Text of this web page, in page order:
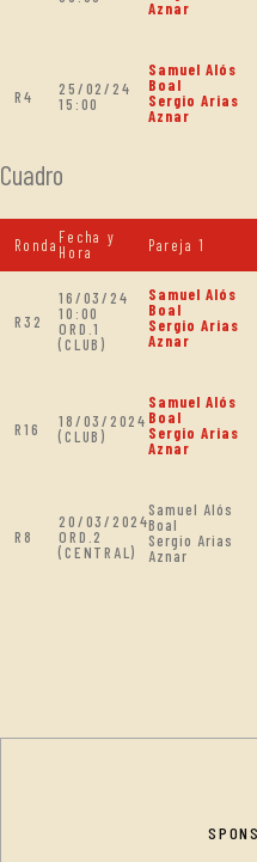
Aznar
R4
25/02/24
15:00
Samuel Alós
Boal
Sergio Arias
Aznar
Cuadro
Ronda Fecha y
Hora
Pareja 1
R32
16/03/24
10:00
ORD.1
(CLUB)
Samuel Alós
Boal
Sergio Arias
Aznar
R16
18/03/2024
(CLUB)
Samuel Alós
Boal
Sergio Arias
Aznar
R8
20/03/2024
ORD.2
(CENTRAL)
Samuel Alós
Boal
Sergio Arias
Aznar